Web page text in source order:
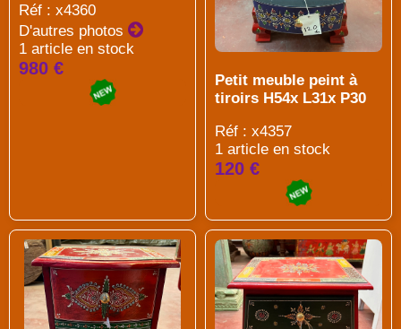
Réf : x4360
D'autres photos
1 article en stock
980 €
Petit meuble peint à
tiroirs H54x L31x P30
Réf : x4357
1 article en stock
120 €